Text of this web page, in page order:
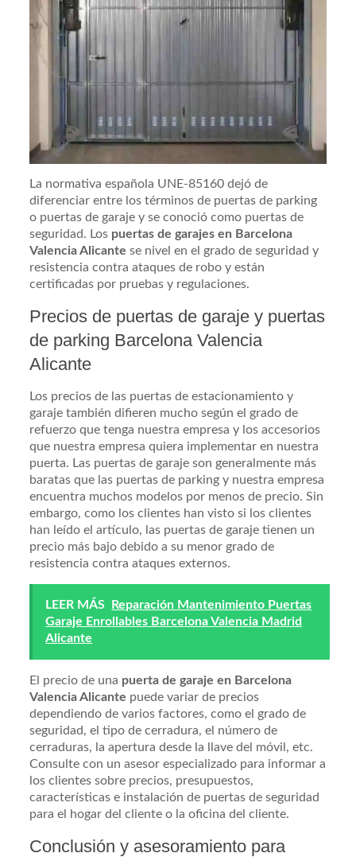
La normativa española UNE-85160 dejó de
diferenciar entre los términos de puertas de parking
o puertas de garaje y se conoció como puertas de
seguridad. Los puertas de garajes en Barcelona
Valencia Alicante se nivel en el grado de seguridad y
resistencia contra ataques de robo y están
certificadas por pruebas y regulaciones.
Precios de puertas de garaje y puertas
de parking Barcelona Valencia
Alicante
Los precios de las puertas de estacionamiento y
garaje también difieren mucho según el grado de
refuerzo que tenga nuestra empresa y los accesorios
que nuestra empresa quiera implementar en nuestra
puerta. Las puertas de garaje son generalmente más
baratas que las puertas de parking y nuestra empresa
encuentra muchos modelos por menos de precio. Sin
embargo, como los clientes han visto si los clientes
han leído el artículo, las puertas de garaje tienen un
precio más bajo debido a su menor grado de
resistencia contra ataques externos.
LEER MÁS
Reparación Mantenimiento Puertas
Garaje Enrollables Barcelona Valencia Madrid
Alicante
El precio de una puerta de garaje en Barcelona
Valencia Alicante puede variar de precios
dependiendo de varios factores, como el grado de
seguridad, el tipo de cerradura, el número de
cerraduras, la apertura desde la llave del móvil, etc.
Consulte con un asesor especializado para informar a
los clientes sobre precios, presupuestos,
características e instalación de puertas de seguridad
para el hogar del cliente o la oficina del cliente.
Conclusión y asesoramiento para